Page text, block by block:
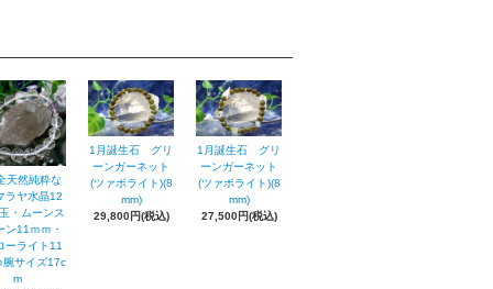
天然純粋な
ラヤ水晶12
・ムーンス
ン11ｍｍ・
ーライト11
腕サイズ17c
m
1月誕生石 グリ
ーンガーネット
(ツァボライト)(8
mm)
29,800円(税込)
1月誕生石 グリ
ーンガーネット
(ツァボライト)(8
mm)
27,500円(税込)